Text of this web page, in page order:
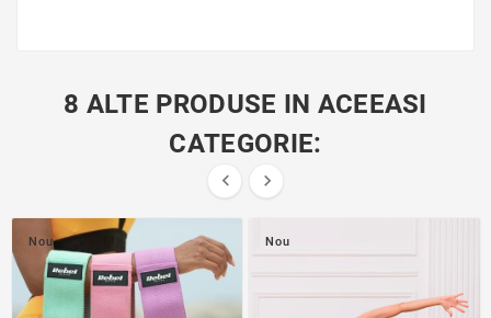
8 ALTE PRODUSE IN ACEEASI
CATEGORIE:
 
Nou Nou